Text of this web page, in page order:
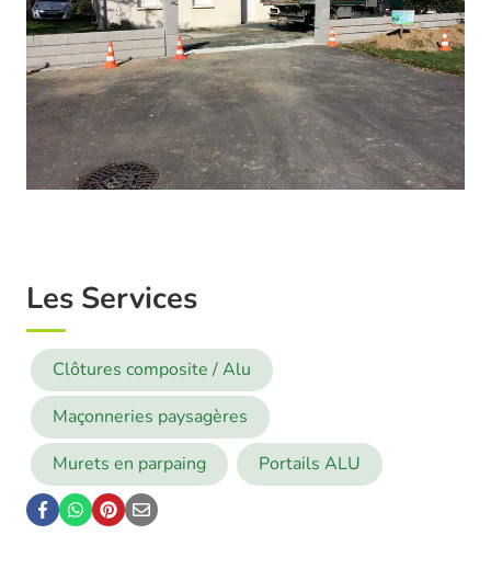
Les Services
Clôtures composite / Alu
Maçonneries paysagères
Murets en parpaing
Portails ALU